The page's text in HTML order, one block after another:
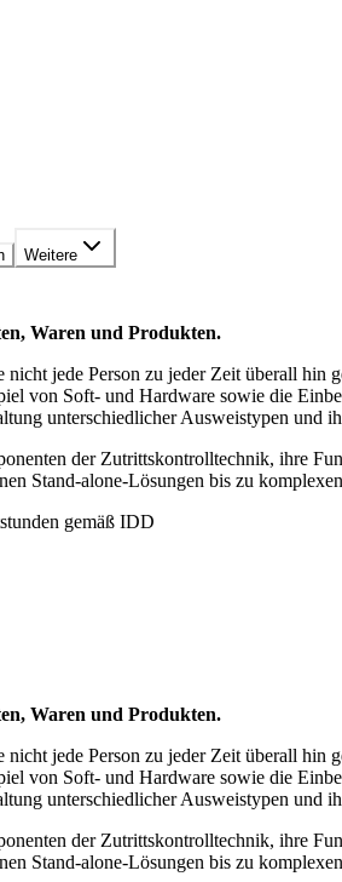
Weitere
Waren und Produkten.
nicht jede Person zu jeder Zeit überall
von Soft- und Hardware sowie die
unterschiedlicher Ausweistypen und
der Zutrittskontrolltechnik, ihre
Stand-alone-Lösungen bis zu
gemäß IDD
Waren und Produkten.
nicht jede Person zu jeder Zeit überall
von Soft- und Hardware sowie die
unterschiedlicher Ausweistypen und
der Zutrittskontrolltechnik, ihre
Stand-alone-Lösungen bis zu